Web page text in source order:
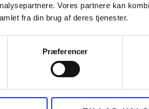
Vores partnere kan
fra din brug af deres tjenester.
Præferencer
Tips angående
vælg den mindste
tencel og 2 nøgler
Hvad koster